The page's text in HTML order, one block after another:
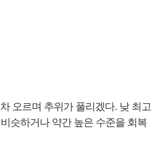
오르며 추위가 풀리겠다. 낮 최고
슷하거나 약간 높은 수준을 회복